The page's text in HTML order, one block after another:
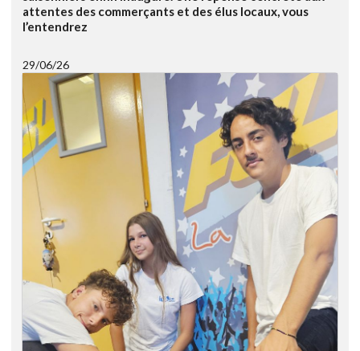
attentes des commerçants et des élus locaux, vous
l’entendrez
29/06/26